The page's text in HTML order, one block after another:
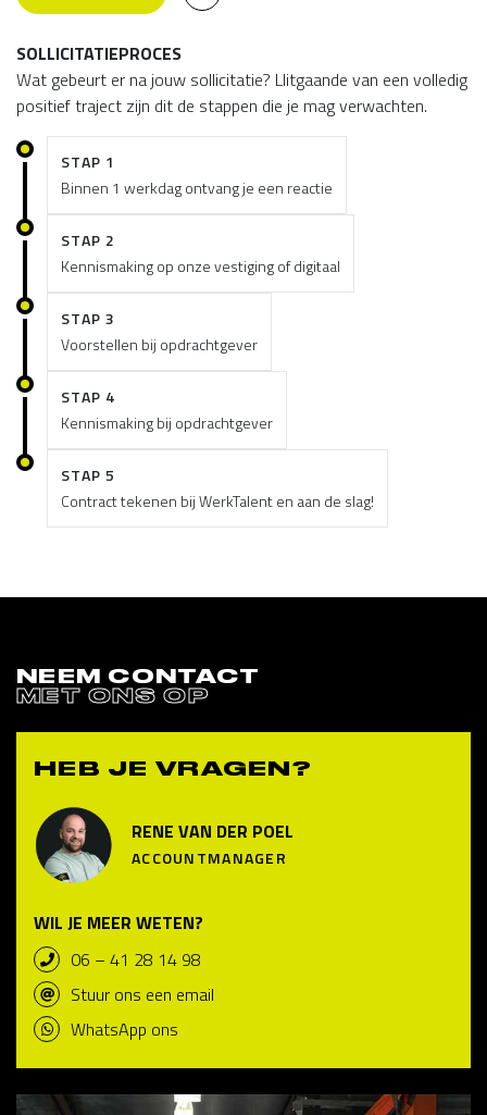
SOLLICITATIEPROCES
Wat gebeurt er na jouw sollicitatie? Llitgaande van een volledig
positief traject zijn dit de stappen die je mag verwachten.
STAP 1
Binnen 1 werkdag ontvang je een reactie
STAP 2
Kennismaking op onze vestiging of digitaal
STAP 3
Voorstellen bij opdrachtgever
STAP 4
Kennismaking bij opdrachtgever
STAP 5
Contract tekenen bij WerkTalent en aan de slag!
NEEM CONTACT
MET ONS OP
HEB JE VRAGEN?
RENE VAN DER POEL
ACCOUNTMANAGER
WIL JE MEER WETEN?
06 – 41 28 14 98
Stuur ons een email
WhatsApp ons